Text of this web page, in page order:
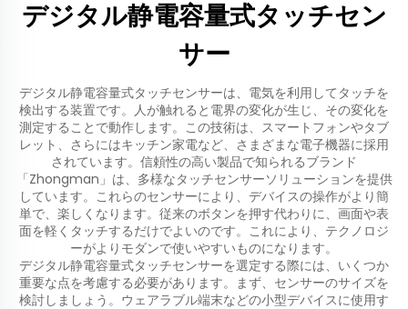
デジタル静電容量式タッチセン
サー
デジタル静電容量式タッチセンサーは、電気を利用してタッチを
検出する装置です。人が触れると電界の変化が生じ、その変化を
測定することで動作します。この技術は、スマートフォンやタブ
レット、さらにはキッチン家電など、さまざまな電子機器に採用
されています。信頼性の高い製品で知られるブランド
「Zhongman」は、多様なタッチセンサーソリューションを提供
しています。これらのセンサーにより、デバイスの操作がより簡
単で、楽しくなります。従来のボタンを押す代わりに、画面や表
面を軽くタッチするだけでよいのです。これにより、テクノロジ
ーがよりモダンで使いやすいものになります。
デジタル静電容量式タッチセンサーを選定する際には、いくつか
重要な点を考慮する必要があります。まず、センサーのサイズを
検討しましょう。ウェアラブル端末などの小型デバイスに使用す